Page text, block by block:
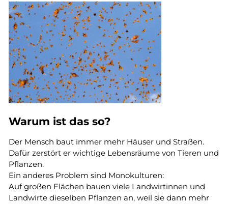
Warum ist das so?
Der Mensch baut immer mehr Häuser und Straßen.
Dafür zerstört er wichtige Lebensräume von Tieren und
Pflanzen.
Ein anderes Problem sind Monokulturen:
Auf großen Flächen bauen viele Landwirtinnen und
Landwirte dieselben Pflanzen an, weil sie dann mehr